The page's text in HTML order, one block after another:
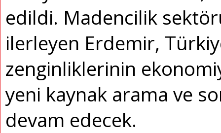
edildi. Madencilik
ilerleyen Erdemir,
zenginliklerinin
yeni kaynak arama ve
devam edecek.